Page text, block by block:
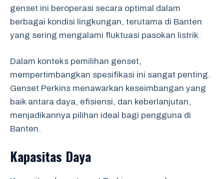
genset ini beroperasi secara optimal dalam
berbagai kondisi lingkungan, terutama di Banten
yang sering mengalami fluktuasi pasokan listrik.
Dalam konteks pemilihan genset,
mempertimbangkan spesifikasi ini sangat penting.
Genset Perkins menawarkan keseimbangan yang
baik antara daya, efisiensi, dan keberlanjutan,
menjadikannya pilihan ideal bagi pengguna di
Banten.
Kapasitas Daya